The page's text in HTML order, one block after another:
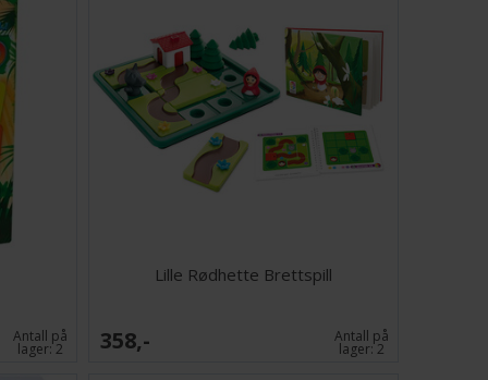
Antall på
lager:2
Lille Rødhette Brettspill
358,- Antall på
lager:2